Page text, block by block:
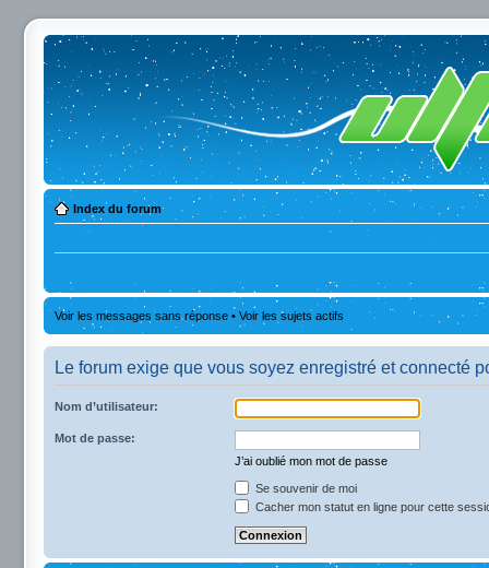
Index du forum
Voir les messages sans réponse • Voir les sujets actifs
Le forum exige que vous soyez enregistré et connecté
Nom d’utilisateur:
Mot de passe:
J’ai oublié mon mot de passe
Se souvenir de moi
Cacher mon statut en ligne pour cette